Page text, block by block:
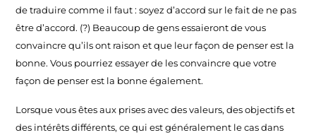
de traduire comme il faut : soyez d’accord sur le fait de ne pas
être d’accord. (?) Beaucoup de gens essaieront de vous
convaincre qu’ils ont raison et que leur façon de penser est la
bonne. Vous pourriez essayer de les convaincre que votre
façon de penser est la bonne également.
Lorsque vous êtes aux prises avec des valeurs, des objectifs et
des intérêts différents, ce qui est généralement le cas dans